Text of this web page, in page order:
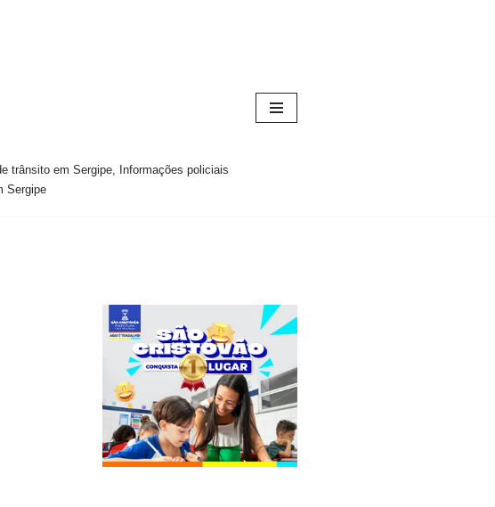
trânsito em Sergipe, Informações policiais
Sergipe